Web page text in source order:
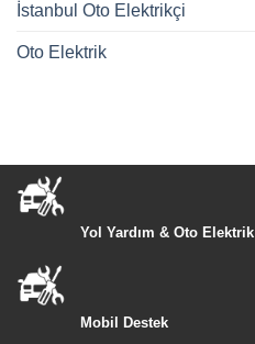
İstanbul Oto Elektrikçi
Oto Elektrik
Yol Yardım & Oto Elektrik
Mobil Destek